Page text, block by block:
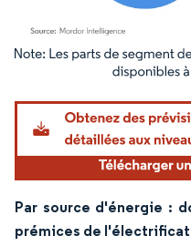
Image © Mordor Intelligence. La
Par source d'énergie :
prémices de